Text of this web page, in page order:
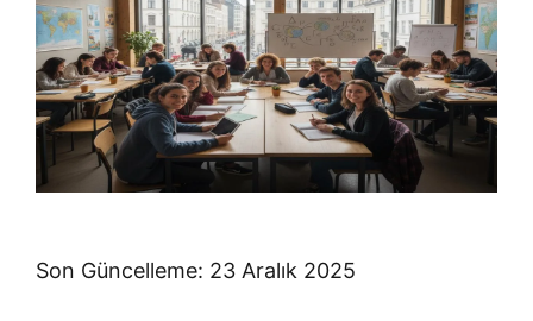
Son Güncelleme: 23 Aralık 2025